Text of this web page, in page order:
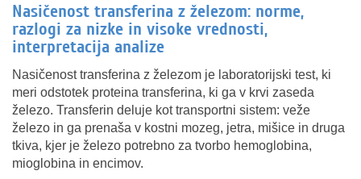
Nasičenost transferina z železom: norme,
razlogi za nizke in visoke vrednosti,
interpretacija analize
Nasičenost transferina z železom je laboratorijski test, ki
meri odstotek proteina transferina, ki ga v krvi zaseda
železo. Transferin deluje kot transportni sistem: veže
železo in ga prenaša v kostni mozeg, jetra, mišice in druga
tkiva, kjer je železo potrebno za tvorbo hemoglobina,
mioglobina in encimov.